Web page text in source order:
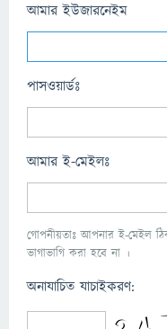
আমার ইউজারনেইম
পাসওয়ার্ডঃ
আমার ই-মেইলঃ
গোপনীয়তাঃ আপনার ই-মেইল
ভাগাভাগি করা হবে না ।
অনাযাচিত যাচাইকরণ: